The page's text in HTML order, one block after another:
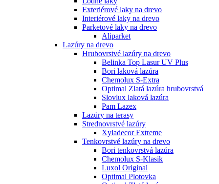
Exteriérové laky na drevo
Interiérové laky na drevo
Parketové laky na drevo
Aliparket
Lazúry na drevo
Hrubovrstvé lazúry na drevo
Belinka Top Lasur UV Plus
Bori laková lazúra
Chemolux S-Extra
Optimal Zlatá lazúra hrubovrstvá
Slovlux laková lazúra
Pam Lazex
Lazúry na terasy
Strednovrstvé lazúry
Xyladecor Extreme
Tenkovrstvé lazúry na drevo
Bori tenkovrstvá lazúra
Chemolux S-Klasik
Luxol Original
Optimal Plotovka